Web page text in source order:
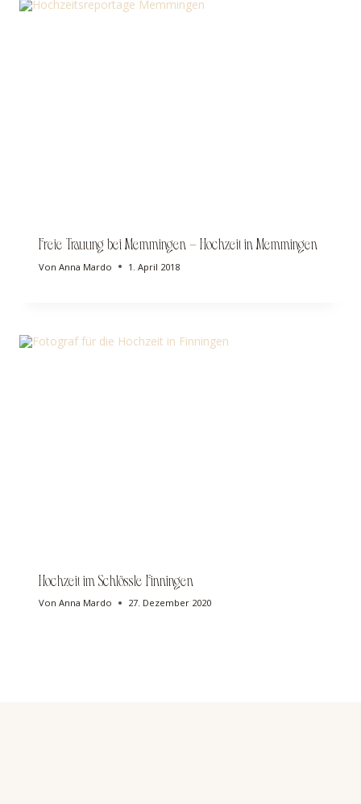
Freie Trauung bei Memmingen – Hochzeit in Memmingen
Von Anna Mardo 1. April 2018
Hochzeit im Schlössle Finningen
Von Anna Mardo 27. Dezember 2020